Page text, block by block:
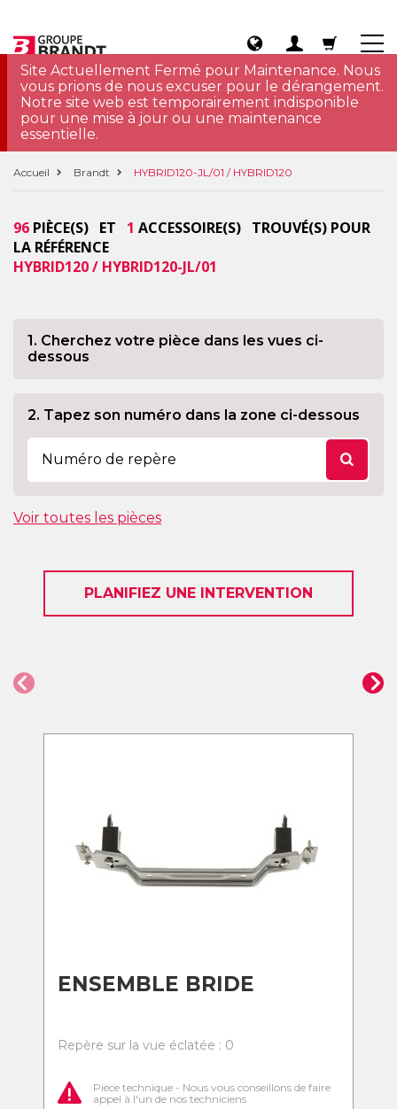
Site Actuellement Fermé pour Maintenance. Nous
vous prions de nous excuser pour le dérangement.
Notre site web est temporairement indisponible
pour une mise à jour ou une maintenance
essentielle.
Accueil Brandt HYBRID120-JL/01 / HYBRID120
96 PIÈCE(S) ET 1 ACCESSOIRE(S) TROUVÉ(S) POUR
LA RÉFÉRENCE
HYBRID120 / HYBRID120-JL/01
1. Cherchez votre pièce dans les vues ci-
dessous
2. Tapez son numéro dans la zone ci-dessous
Voir toutes les pièces
PLANIFIEZ UNE INTERVENTION
ENSEMBLE BRIDE
Repère sur la vue éclatée : 0
Pièce technique - Nous vous conseillons de faire
appel à l'un de nos techniciens